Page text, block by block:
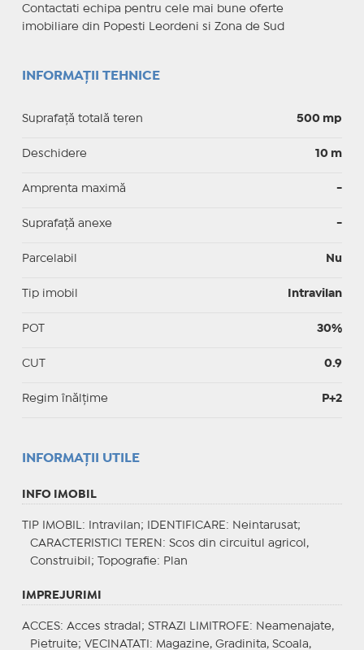
Contactati echipa pentru cele mai bune oferte
imobiliare din Popesti Leordeni si Zona de Sud
INFORMAȚII TEHNICE
Suprafață totală teren 500 mp
Deschidere 10 m
Amprenta maximă -
Suprafață anexe -
Parcelabil Nu
Tip imobil Intravilan
POT 30%
CUT 0.9
Regim înălțime P+2
INFORMAŢII UTILE
INFO IMOBIL
TIP IMOBIL : Intravilan; IDENTIFICARE : Neintarusat;
CARACTERISTICI TEREN : Scos din circuitul agricol,
Construibil;
Topografie: Plan
IMPREJURIMI
ACCES: Acces stradal; STRAZI LIMITROFE : Neamenajate,
Pietruite; VECINATATI : Magazine, Gradinita, Scoala,